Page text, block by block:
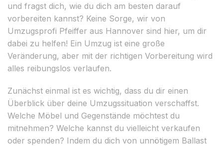
und fragst dich, wie du dich am besten darauf
vorbereiten kannst? Keine Sorge, wir von
Umzugsprofi Pfeiffer aus Hannover sind hier, um dir
dabei zu helfen! Ein Umzug ist eine große
Veränderung, aber mit der richtigen Vorbereitung wird
alles reibungslos verlaufen.
Zunächst einmal ist es wichtig, dass du dir einen
Überblick über deine Umzugssituation verschaffst.
Welche Möbel und Gegenstände möchtest du
mitnehmen? Welche kannst du vielleicht verkaufen
oder spenden? Indem du dich von unnötigem Ballast